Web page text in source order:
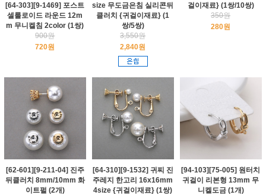
[64-303][9-1469] 포스트
셀룰로이드 라운드 12m
m 무니켈침 2color (1쌍)
900원
720원
size 무도금은침 실리콘뒤
클러치 {귀걸이재료} (1
쌍/5쌍)
3,550원
2,840원
걸이재료} (1쌍/10쌍)
350원
280원
[62-601][9-211-04] 진주
뒤클러치 8mm/10mm 화
이트펄 (2개)
[64-310][9-1532] 귀찌 진
주레지 한고리 16x16mm
4size {귀걸이재료} (1쌍)
[94-103][75-005] 원터치
귀걸이 리본형 13mm 무
니켈도금 (1개)